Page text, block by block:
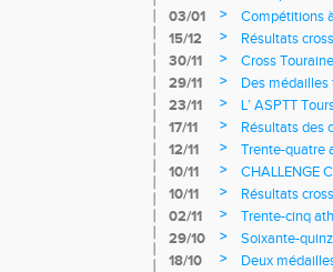
longs et
03/01 >
Compétitions
15/12
>
Résultats
30/11
>
Cross
29/11
>
Des
23/11
>
L’ ASPTT
17/11
>
Résultats des
12/11
>
Trente-quatre
10/11
>
CHALLENGE
10/11
>
Résultats
02/11
>
Trente-cinq
29/10
>
Soixante-
régionaux de
18/10 > Deux